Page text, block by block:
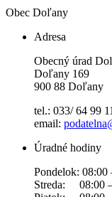
Obec Doľany
Adresa
Obecný úrad
Doľany 169
900 88 Doľany
tel.: 033/ 64 99
email:
Úradné hodiny
Pondelok: 08:00
Streda: 08:00 –